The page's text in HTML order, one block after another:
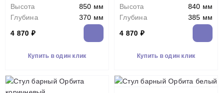
Высота
850 мм
Глубина
370 мм
4 870 ₽
Купить в один клик
Высота
840 мм
Глубина
385 мм
4 870 ₽
Купить в один клик